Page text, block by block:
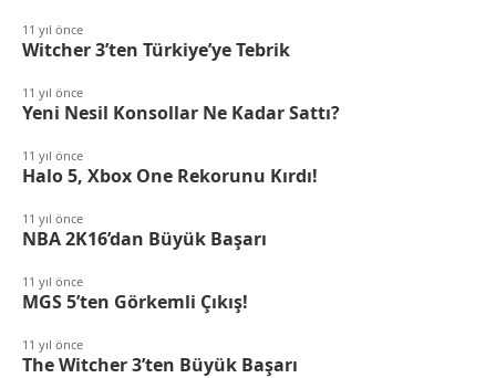
11 yıl önce
Witcher 3’ten Türkiye’ye Tebrik
11 yıl önce
Yeni Nesil Konsollar Ne Kadar Sattı?
11 yıl önce
Halo 5, Xbox One Rekorunu Kırdı!
11 yıl önce
NBA 2K16’dan Büyük Başarı
11 yıl önce
MGS 5’ten Görkemli Çıkış!
11 yıl önce
The Witcher 3’ten Büyük Başarı